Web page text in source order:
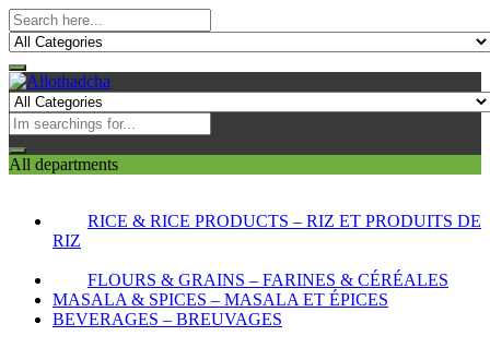
All departments
RICE & RICE PRODUCTS – RIZ ET PRODUITS DE
RIZ
FLOURS & GRAINS – FARINES & CÉRÉALES
MASALA & SPICES – MASALA ET ÉPICES
BEVERAGES – BREUVAGES